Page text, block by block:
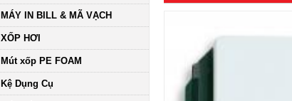
MÁY IN BILL & MÃ VẠCH
XỐP HƠI
Mút xốp PE FOAM
Kệ Dụng Cụ